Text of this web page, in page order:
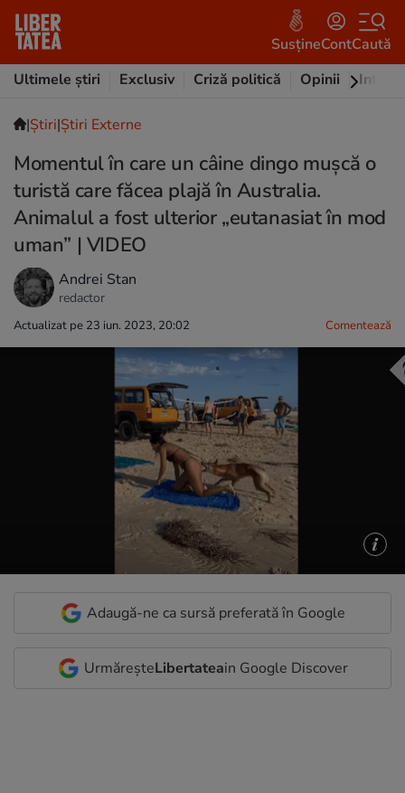
SusțineContCaută
Ultimele știri
Exclusiv Criză politică Opinii
|Ştiri|Știri Externe
Momentul în care un câine dingo mușcă o
turistă care făcea plajă în Australia.
Animalul a fost ulterior „eutanasiat în mod
uman” | VIDEO
Andrei Stan
redactor
Actualizat pe 23 iun. 2023, 20:02 Comentează
Adaugă-ne ca sursă preferată în Google
UrmăreșteLibertateain Google Discover